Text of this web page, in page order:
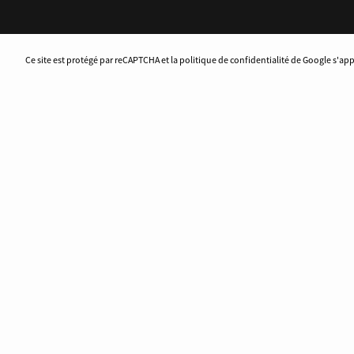
Ce site est protégé par reCAPTCHA et la politique de confidentialité de Google